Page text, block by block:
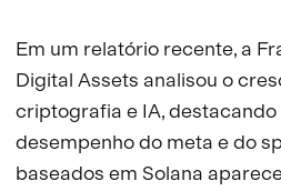
Em um relatório recente, a
Digital Assets analisou o
criptografia e IA,
desempenho do meta e do
baseados em Solana